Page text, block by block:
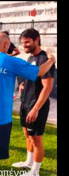
2